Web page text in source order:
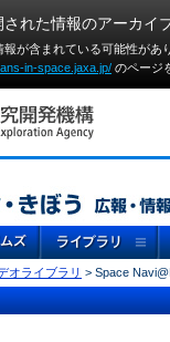
れた情報のアーカイ
報が含まれている可能性が
in-space.jaxa.jp/ のページ
オライブラリ > Space